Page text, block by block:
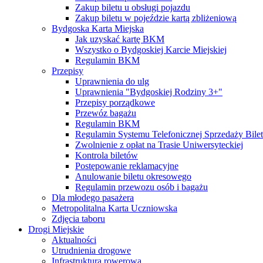
Zakup biletu u obsługi pojazdu
Zakup biletu w pojeździe kartą zbliżeniową
Bydgoska Karta Miejska
Jak uzyskać kartę BKM
Wszystko o Bydgoskiej Karcie Miejskiej
Regulamin BKM
Przepisy
Uprawnienia do ulg
Uprawnienia "Bydgoskiej Rodziny 3+"
Przepisy porządkowe
Przewóz bagażu
Regulamin BKM
Regulamin Systemu Telefonicznej Sprzedaży
Zwolnienie z opłat na Trasie Uniwersyteckiej
Kontrola biletów
Postępowanie reklamacyjne
Anulowanie biletu okresowego
Regulamin przewozu osób i bagażu
Dla młodego pasażera
Metropolitalna Karta Uczniowska
Zdjęcia taboru
Drogi Miejskie
Aktualności
Utrudnienia drogowe
Infrastruktura rowerowa